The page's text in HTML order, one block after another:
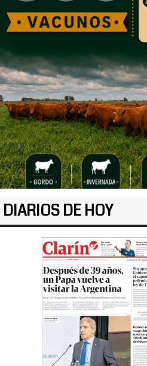
DIARIOS DE HOY